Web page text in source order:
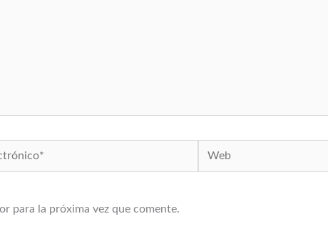
Web
para la próxima vez que comente.